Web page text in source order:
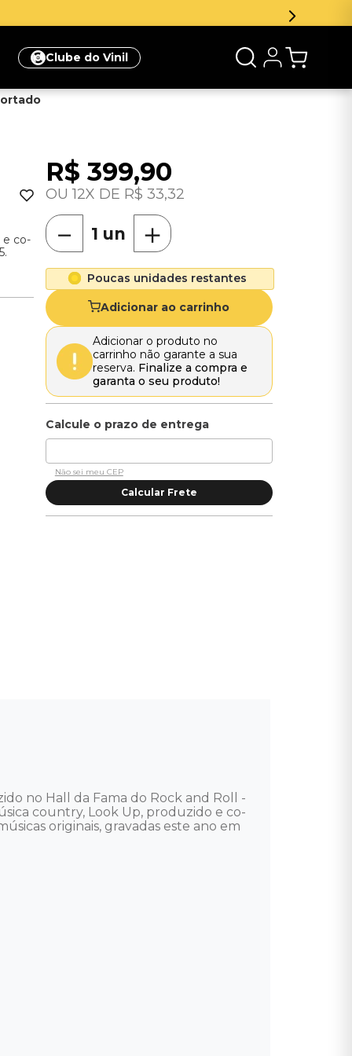
Clube do Vinil
e co-
R$ 399,90
12 R$ 33,32
＋
－
Poucas unidades restantes
Adicionar ao carrinho
Adicionar o produto no
carrinho não garante a sua
reserva. Finalize a compra e
garanta o seu produto!
Não sei meu CEP
no Hall da Fama do Rock and Roll -
country, Look Up, produzido e co-
originais, gravadas este ano em